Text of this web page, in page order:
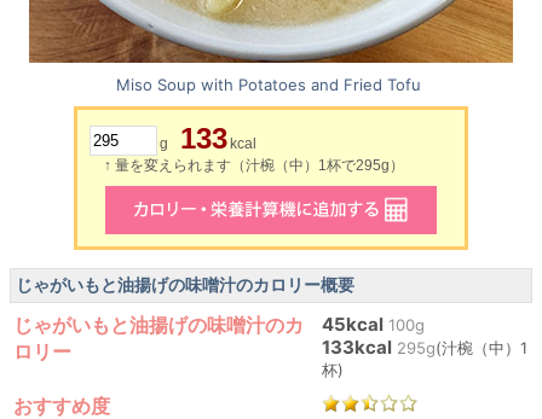
Miso Soup with Potatoes and Fried Tofu
g 133 kcal
↑ 量を変えられます（汁椀（中）1杯で295g）
じゃがいもと油揚げの味噌汁のカロリー概要
じゃがいもと油揚げの味噌汁のカ
ロリー
45kcal 100g
133kcal 295g(汁椀（中）1
杯)
おすすめ度